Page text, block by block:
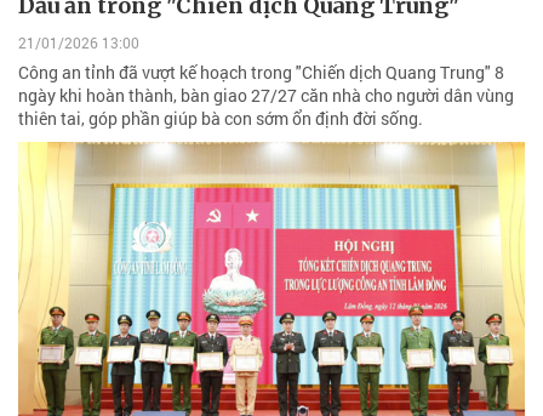
21/01/2026 13:00
Công an tỉnh đã vượt kế hoạch trong "Chiến dịch Quang Trung" 8
ngày khi hoàn thành, bàn giao 27/27 căn nhà cho người dân vùng
thiên tai, góp phần giúp bà con sớm ổn định đời sống.